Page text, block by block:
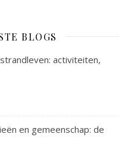
BLOGS
activiteiten,
en gemeenschap: de